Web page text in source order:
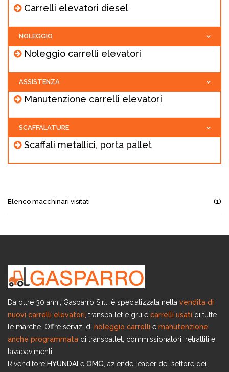
Carrelli elevatori diesel
NOLEGGIO
Noleggio carrelli elevatori
ASSISTENZA
Manutenzione carrelli elevatori
SCAFFALATURE
Scaffali metallici, porta pallet
Elenco macchinari visitati (1)
Da oltre 30 anni, Gasparro S.r.l. è specializzata nella vendita di
nuovi carrelli elevatori, transpallet e gru e carrelli usati di tutte
le marche. Offre servizi di noleggio carrelli e manutenzione
anche programmata di transpallet, commissionatori, retrattili e
lavapavimenti.
Rivenditore HYUNDAI e OMG, aziende leader del settore dei